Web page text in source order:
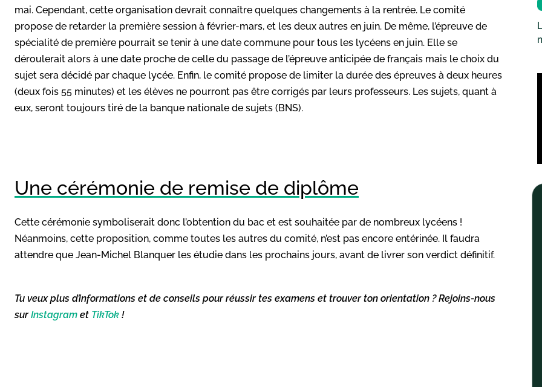
mai. Cependant, cette organisation devrait connaître quelques changements à la rentrée. Le comité
propose de retarder la première session à février-mars, et les deux autres en juin. De même, l’épreuve de
spécialité de première pourrait se tenir à une date commune pour tous les lycéens en juin. Elle se
déroulerait alors à une date proche de celle du passage de l’épreuve anticipée de français mais le choix du
sujet sera décidé par chaque lycée. Enfin, le comité propose de limiter la durée des épreuves à deux heures
(deux fois 55 minutes) et les élèves ne pourront pas être corrigés par leurs professeurs. Les sujets, quant à
eux, seront toujours tiré de la banque nationale de sujets (BNS).
Une cérémonie de remise de diplôme
Cette cérémonie symboliserait donc l’obtention du bac et est souhaitée par de nombreux lycéens !
Néanmoins, cette proposition, comme toutes les autres du comité, n’est pas encore entérinée. Il faudra
attendre que Jean-Michel Blanquer les étudie dans les prochains jours, avant de livrer son verdict définitif.
Tu veux plus d’informations et de conseils pour réussir tes examens et trouver ton orientation ? Rejoins-nous
surInstagram et TikTok !